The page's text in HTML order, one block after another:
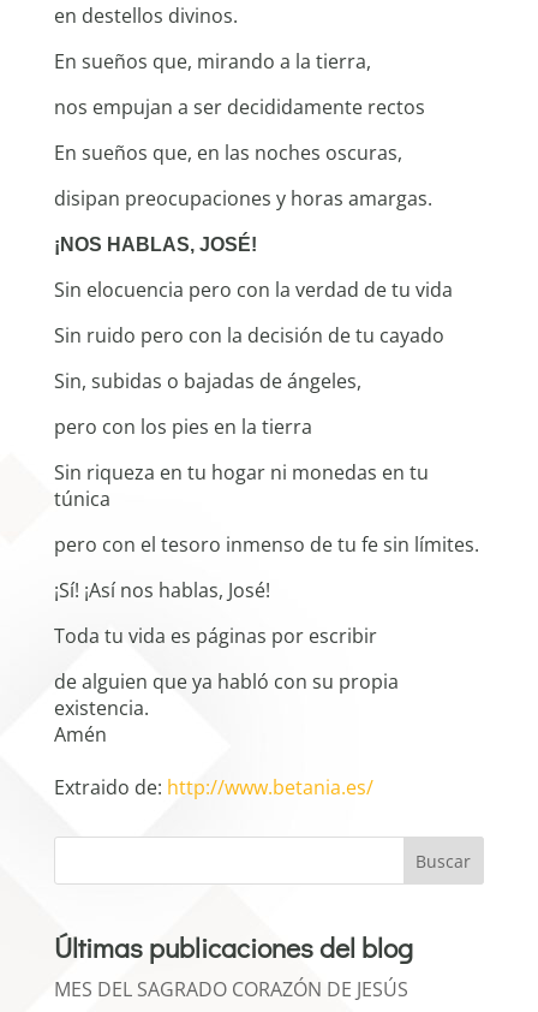
en destellos divinos.
En sueños que, mirando a la tierra,
nos empujan a ser decididamente rectos
En sueños que, en las noches oscuras,
disipan preocupaciones y horas amargas.
¡NOS HABLAS, JOSÉ!
Sin elocuencia pero con la verdad de tu vida
Sin ruido pero con la decisión de tu cayado
Sin, subidas o bajadas de ángeles,
pero con los pies en la tierra
Sin riqueza en tu hogar ni monedas en tu
túnica
pero con el tesoro inmenso de tu fe sin límites.
¡Sí! ¡Así nos hablas, José!
Toda tu vida es páginas por escribir
de alguien que ya habló con su propia
existencia.
Amén
Extraido de: http://www.betania.es/
Buscar
Últimas publicaciones del blog
MES DEL SAGRADO CORAZÓN DE JESÚS